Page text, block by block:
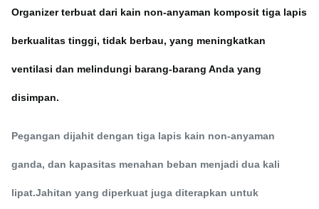
Organizer terbuat dari kain non-anyaman komposit tiga lapis
berkualitas tinggi, tidak berbau, yang meningkatkan
ventilasi dan melindungi barang-barang Anda yang
disimpan.
Pegangan dijahit dengan tiga lapis kain non-anyaman
ganda, dan kapasitas menahan beban menjadi dua kali
lipat.Jahitan yang diperkuat juga diterapkan untuk